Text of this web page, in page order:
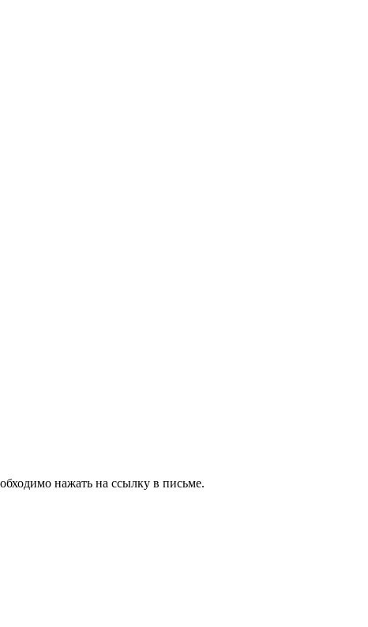
нажать на ссылку в письме.